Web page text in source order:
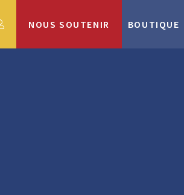
NOUS SOUTENIR BOUTIQUE